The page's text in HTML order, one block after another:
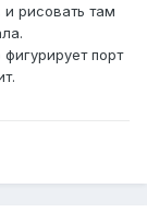
и рисовать там
порт